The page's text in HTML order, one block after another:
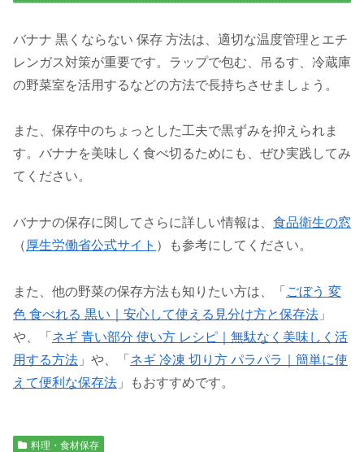
バナナ 黒くならない 保存 方法は、適切な温度管理とエチ
レンガス対策が重要です。ラップで包む、吊るす、冷蔵庫
の野菜室を活用するなどの方法で長持ちさせましょう。
また、保存中のちょっとした工夫で黒ずみを抑えられま
す。バナナを美味しく食べ切るためにも、ぜひ実践してみ
てください。
バナナの保存に関してさらに詳しい情報は、 食品衛生の窓
（ 厚生労働省公式サイト ）も参考にしてください。
また、他の野菜の保存方法も知りたい方は、「 ごぼう 変
色 食べれる 黒い｜安心して使える見分け方と保存法 」
や、「 ネギ 青い部分 使い方 レシピ｜無駄なく美味しく活
用する方法 」や、「 ネギ 冷凍 切り方 パラパラ｜簡単に使
えて便利な保存法 」もおすすめです。
料理・食材保存